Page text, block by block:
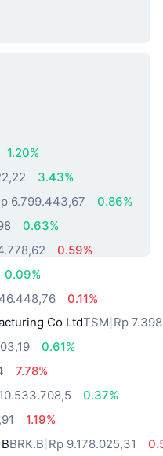
1.20%
3.43%
6.799.443,67
0.86%
0.63%
0.59%
0.09%
0.11%
Co LtdTSM Rp
0.61%
7.78%
0.37%
1.19%
BRK.B Rp 9.178.025,31